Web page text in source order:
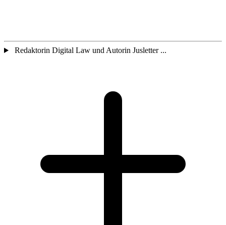
Redaktorin Digital Law und Autorin Jusletter ...